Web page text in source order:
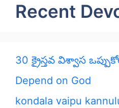
Recent
30 క్రైస్తవ విశ్వాస
Depend on God
kondala vaipu